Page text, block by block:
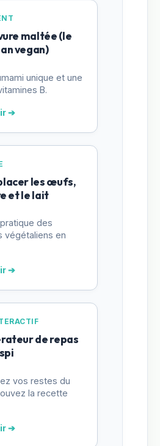
maltée (le
vegan)
unique et une
B.
➔
les œufs,
et le lait
des
végétaliens en
➔
de repas
vos restes du
la recette
➔